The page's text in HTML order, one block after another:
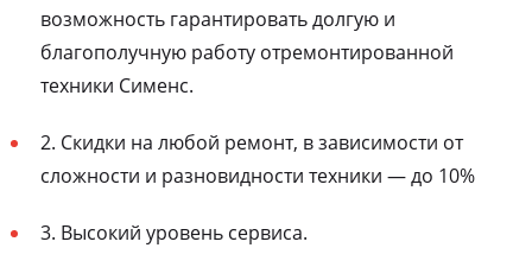
возможность гарантировать долгую и
благополучную работу отремонтированной
техники Сименс.
2. Скидки на любой ремонт, в зависимости от
сложности и разновидности техники — до 10%
3. Высокий уровень сервиса.